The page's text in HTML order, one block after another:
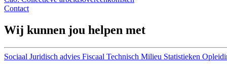
Contact
Wij kunnen jou helpen met
Sociaal Juridisch advies Fiscaal Technisch Milieu Statistieken